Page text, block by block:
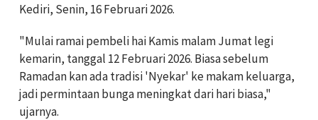
Kediri, Senin, 16 Februari 2026.
"Mulai ramai pembeli hai Kamis malam Jumat legi
kemarin, tanggal 12 Februari 2026. Biasa sebelum
Ramadan kan ada tradisi 'Nyekar' ke makam keluarga,
jadi permintaan bunga meningkat dari hari biasa,"
ujarnya.